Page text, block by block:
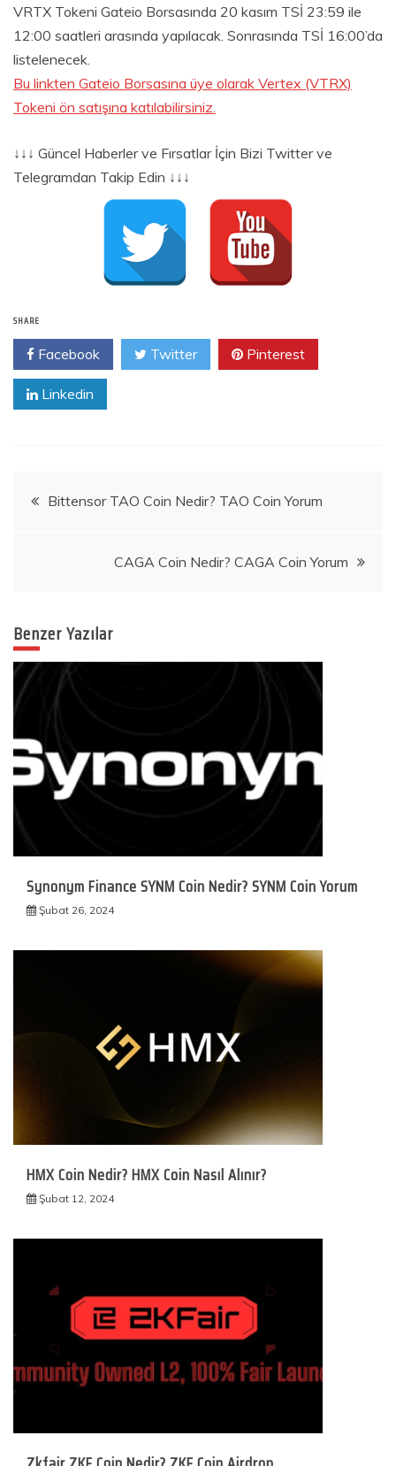
VRTX Tokeni Gateio Borsasında 20 kasım TSİ 23:59 ile
12:00 saatleri arasında yapılacak. Sonrasında TSİ 16:00’da
listelenecek.
Bu linkten Gateio Borsasına üye olarak Vertex (VTRX)
Tokeni ön satışına katılabilirsiniz.
↓↓↓ Güncel Haberler ve Fırsatlar İçin Bizi Twitter ve
Telegramdan Takip Edin ↓↓↓
SHARE
Facebook Twitter Pinterest
Linkedin
YazıBittensor TAO Coin Nedir? TAO Coin Yorum
CAGA Coin Nedir? CAGA Coin Yorum
Benzer Yazılar
Synonym Finance SYNM Coin Nedir? SYNM Coin Yorum
Şubat 26, 2024
HMX Coin Nedir? HMX Coin Nasıl Alınır?
Şubat 12, 2024